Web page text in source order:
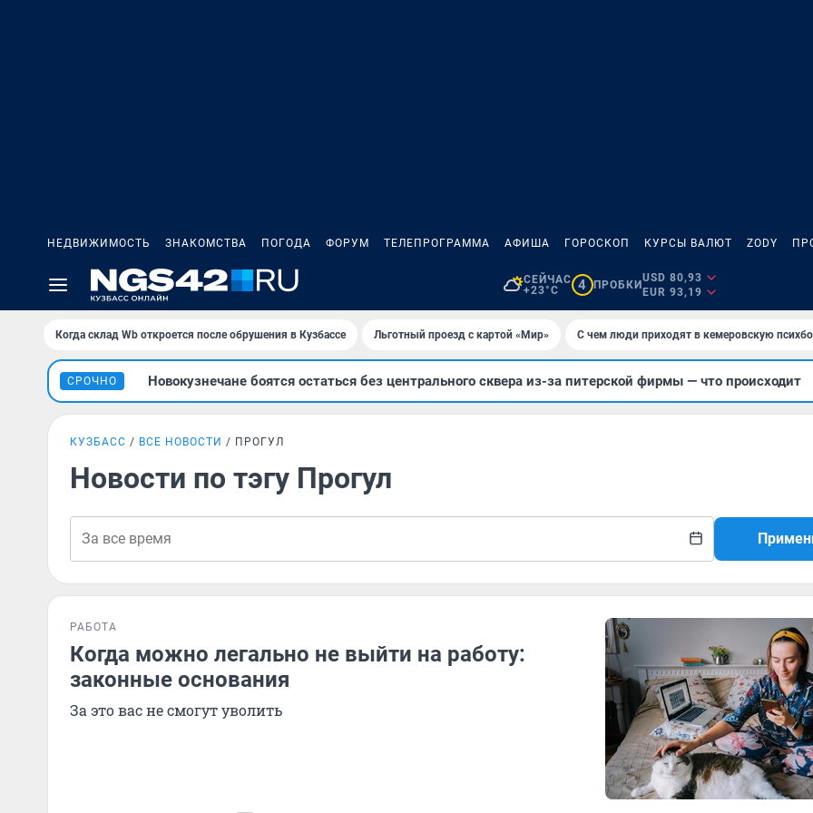
НЕДВИЖИМОСТЬ ЗНАКОМСТВА ПОГОДА ФОРУМ ТЕЛЕПРОГРАММА АФИША ГОРОСКОП КУРСЫ ВАЛЮТ ZODY
СЕЙЧАС
+23°C
4 ПРОБКИ
USD 80,93
EUR 93,19
Когда склад Wb откроется после обрушения в Кузбассе Льготный проезд с картой «Мир» С чем люди приходят в кемеровскую
СРОЧНО Новокузнечане боятся остаться без центрального сквера из-за питерской фирмы — что происходит
КУЗБАСС ВСЕ НОВОСТИ ПРОГУЛ
Новости по тэгу Прогул
РАБОТА
Когда можно легально не выйти на работу:
законные основания
За это вас не смогут уволить